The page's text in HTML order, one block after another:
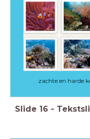
zachte en harde
Slide 16 -